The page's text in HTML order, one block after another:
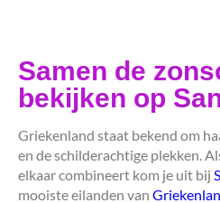
Samen de
bekijken op
Griekenland staat bekend om
en de schilderachtige plekken.
elkaar combineert kom je uit bij
mooiste eilanden van